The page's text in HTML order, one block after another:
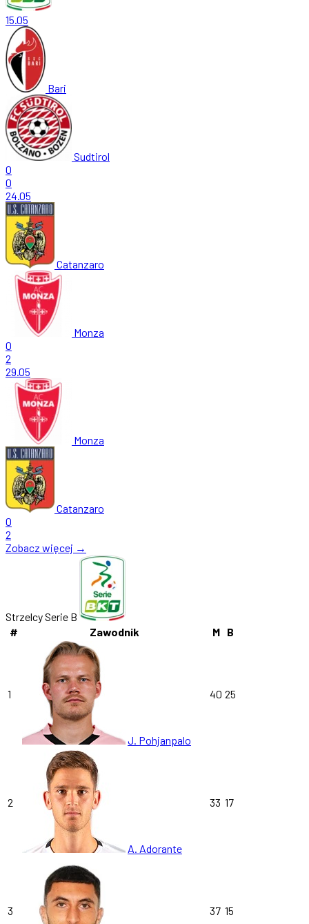
15.05
Bari
Sudtirol
0
0
24.05
Catanzaro
Monza
0
2
29.05
Monza
Catanzaro
0
2
Zobacz więcej →
Strzelcy Serie B
#
Zawodnik M B
1
J. Pohjanpalo
40 25
2
A. Adorante
33 17
3 37 15